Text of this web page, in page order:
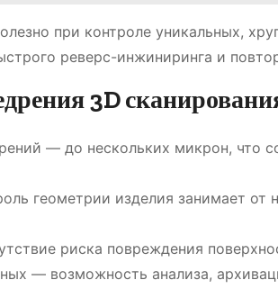
при контроле уникальных,
реверс-инжиниринга и
3D
— до нескольких микрон, что
геометрии изделия занимает от
риска повреждения
— возможность анализа,